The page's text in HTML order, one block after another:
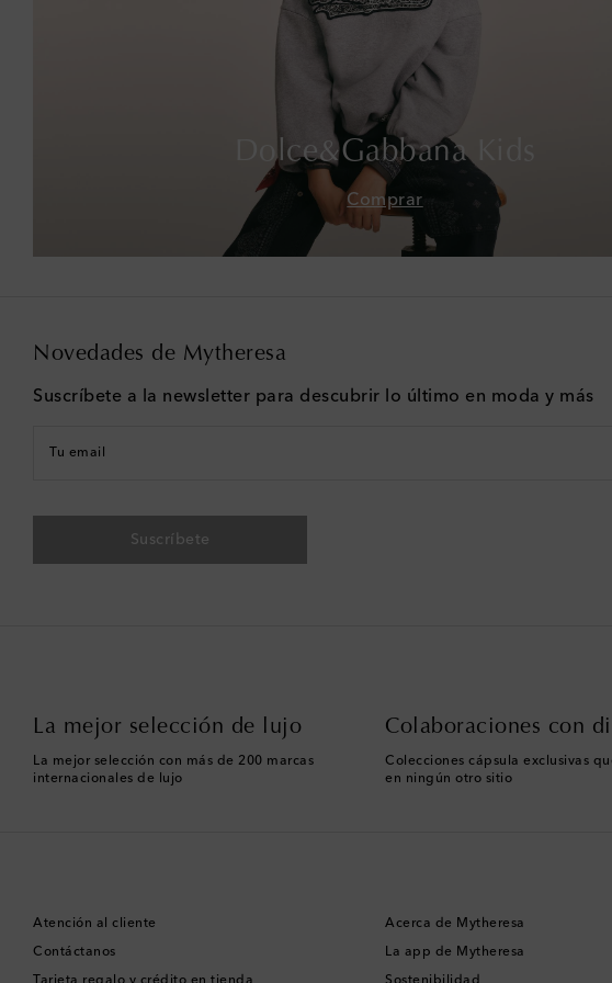
Dolce&Gabbana Kids
Comprar
Novedades de Mytheresa
Suscríbete a la newsletter para descubrir lo último en moda y más
Tu email
Suscríbete
La mejor selección de lujo
La mejor selección con más de 200 marcas
internacionales de lujo
Colaboraciones con
Colecciones cápsula exclusivas
en ningún otro sitio
Atención al cliente
Contáctanos
Acerca de Mytheresa
La app de Mytheresa